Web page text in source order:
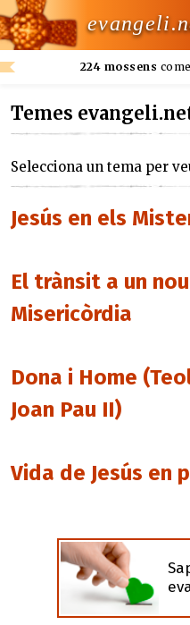
224 mossens
Temes
Selecciona un tema per
Jesús en els
El trànsit a un
Misericòrdia
Dona i Home
Joan Pau II)
Vida de Jesús en